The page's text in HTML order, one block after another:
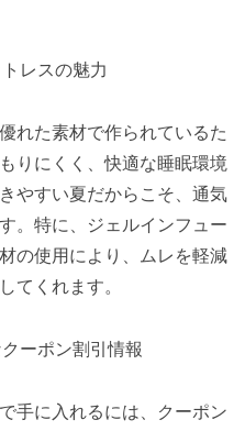
レスの魅力
れた素材で作られているた
りにくく、快適な睡眠環境
やすい夏だからこそ、通気
。特に、ジェルインフュー
の使用により、ムレを軽減
てくれます。
ーポン割引情報
手に入れるには、クーポン